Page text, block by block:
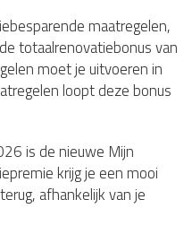
maatregelen,
totaalrenovatiebonus van
moet je uitvoeren in
loopt deze bonus
is de nieuwe Mijn
krijg je een mooi
afhankelijk van je